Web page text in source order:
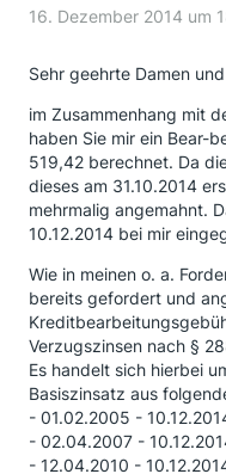
16. Dezember 2014 um
Sehr geehrte Damen
im Zusammenhang mit
haben Sie mir ein Bear-
519,42 berechnet. Da
dieses am 31.10.2014
mehrmalig angemahnt.
10.12.2014 bei mir
Wie in meinen o. a.
bereits gefordert und
Verzugszinsen nach §
Es handelt sich hierbei
Basiszinsatz aus
- 01.02.2005 -
- 02.04.2007 -
- 12.04.2010 -